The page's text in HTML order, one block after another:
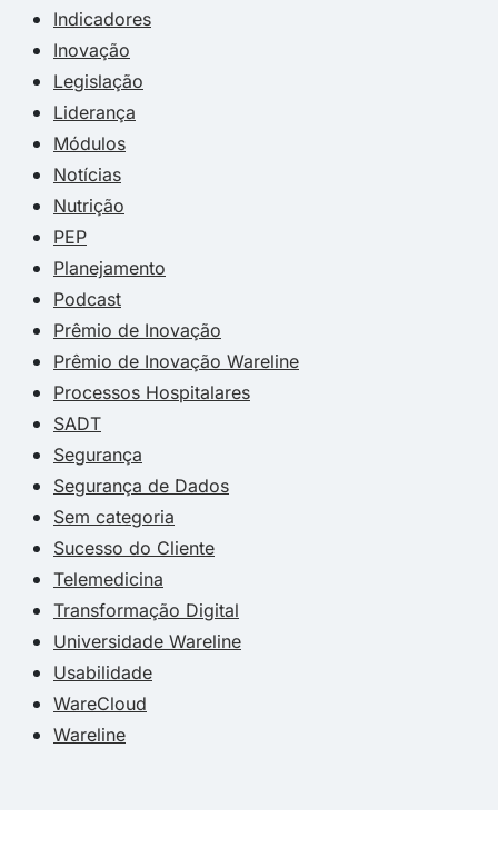
Indicadores
Inovação
Legislação
Liderança
Módulos
Notícias
Nutrição
PEP
Planejamento
Podcast
Prêmio de Inovação
Prêmio de Inovação Wareline
Processos Hospitalares
SADT
Segurança
Segurança de Dados
Sem categoria
Sucesso do Cliente
Telemedicina
Transformação Digital
Universidade Wareline
Usabilidade
WareCloud
Wareline